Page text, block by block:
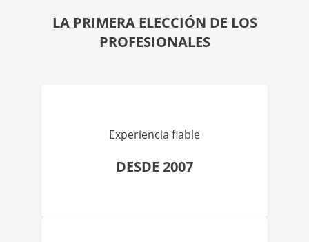
LA PRIMERA ELECCIÓN DE LOS
PROFESIONALES
Experiencia fiable
DESDE 2007